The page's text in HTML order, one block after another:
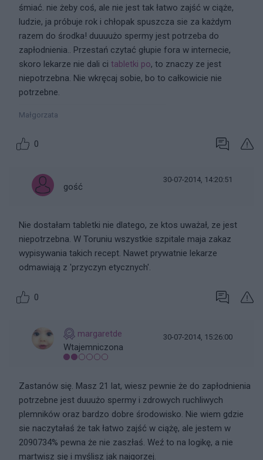
śmiać. nie żeby coś, ale nie jest tak łatwo zajść w ciąże,
ludzie, ja próbuje rok i chłopak spuszcza sie za każdym
razem do środka! duuuużo spermy jest potrzeba do
zapłodnienia.. Przestań czytać głupie fora w internecie,
skoro lekarze nie dali ci tabletki po, to znaczy ze jest
niepotrzebna. Nie wkręcaj sobie, bo to całkowicie nie
potrzebne.
Małgorzata
0
gość
30-07-2014, 14:20:51
Nie dostałam tabletki nie dlatego, ze ktos uważał, ze jest
niepotrzebna. W Toruniu wszystkie szpitale maja zakaz
wypisywania takich recept. Nawet prywatnie lekarze
odmawiają z 'przyczyn etycznych'.
0
margaretde
Wtajemniczona
30-07-2014, 15:26:00
Zastanów się. Masz 21 lat, wiesz pewnie że do zapłodnienia
potrzebne jest duuużo spermy i zdrowych ruchliwych
plemników oraz bardzo dobre środowisko. Nie wiem gdzie
sie naczytałaś że tak łatwo zajść w ciążę, ale jestem w
2090734% pewna że nie zaszłaś. Weź to na logikę, a nie
martwisz się i myślisz jak najgorzej.